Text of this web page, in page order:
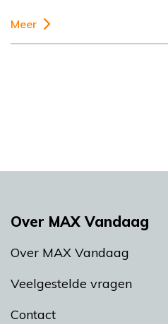
Meer
Over MAX Vandaag
Over MAX Vandaag
Veelgestelde vragen
Contact